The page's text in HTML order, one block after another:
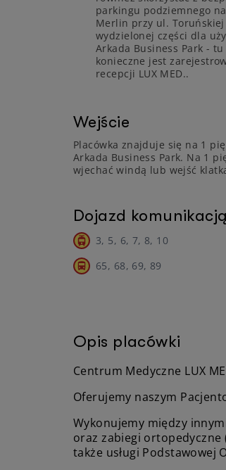
parkingu podziemnego
Merlin przy ul. Toruńskiej
wydzielonej części dla
Arkada Business Park -
konieczne jest
recepcji LUX MED..
Wejście
Placówka znajduje się na 1
Arkada Business Park. Na 1
wjechać windą lub wejść
Dojazd
3, 5, 6, 7, 8, 10
65, 68, 69, 89
Opis placówki
Centrum Medyczne LUX
Oferujemy naszym
Wykonujemy między
oraz zabiegi ortopedyczne
także usługi Podstawowej